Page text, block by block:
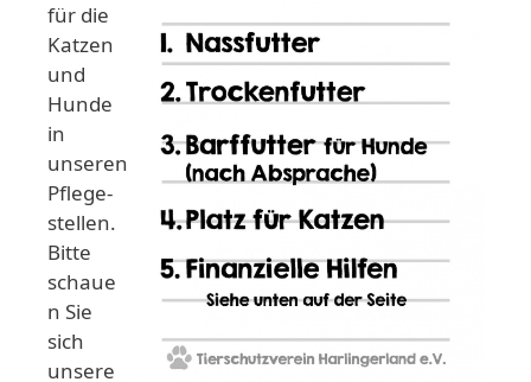
für die
Katzen
und
Hunde
in
unseren
Pflege-
stellen.
Bitte
schaue
n Sie
sich
unsere